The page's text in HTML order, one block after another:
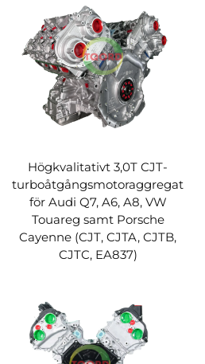
Högkvalitativt 3,0T CJT-
turboåtgångsmotoraggregat
för Audi Q7, A6, A8, VW
Touareg samt Porsche
Cayenne (CJT, CJTA, CJTB,
CJTC, EA837)